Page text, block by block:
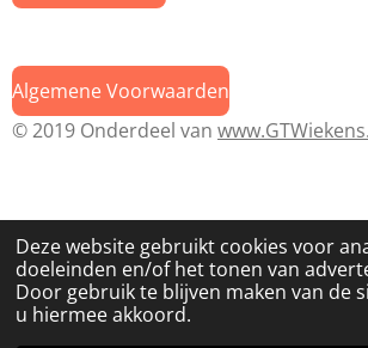
Deze website gebruikt cookies voor
doeleinden en/of het tonen van
Door gebruik te blijven maken van de
u hiermee akkoord.
Algemene Voorwaarden
© 2019 Onderdeel van